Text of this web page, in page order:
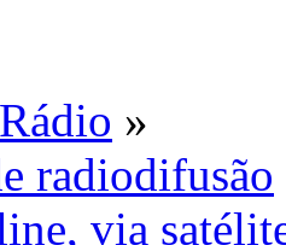
»
radiodifusão
via